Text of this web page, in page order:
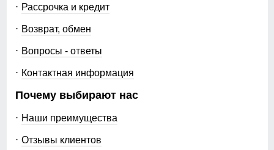
Рассрочка и кредит
Возврат, обмен
Вопросы - ответы
Контактная информация
Почему выбирают нас
Наши преимущества
Отзывы клиентов